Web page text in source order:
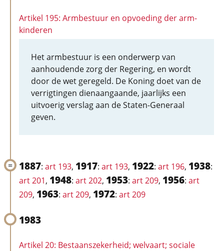
Artikel 195: Armbestuur en opvoeding der arm-
kinderen
Het armbestuur is een onderwerp van
aanhoudende zorg der Regering, en wordt
door de wet geregeld. De Koning doet van de
verrigtingen dienaangaande, jaarlijks een
uitvoerig verslag aan de Staten-Generaal
geven.
1887: art 193, 1917: art 193, 1922: art 196, 1938:
art 201, 1948: art 202, 1953: art 209, 1956: art
209, 1963: art 209, 1972: art 209
1983
Artikel 20: Bestaanszekerheid; welvaart; sociale